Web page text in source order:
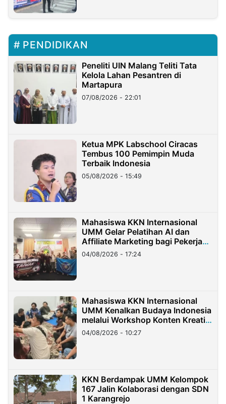
PENDIDIKAN
Peneliti UIN Malang Teliti Tata
Kelola Lahan Pesantren di
Martapura
07/08/2026 - 22:01
Ketua MPK Labschool Ciracas
Tembus 100 Pemimpin Muda
Terbaik Indonesia
05/08/2026 - 15:49
Mahasiswa KKN Internasional
UMM Gelar Pelatihan AI dan
Affiliate Marketing bagi Pekerja
Migran Indonesia di Taiwan
04/08/2026 - 17:24
Mahasiswa KKN Internasional
UMM Kenalkan Budaya Indonesia
melalui Workshop Konten Kreatif
di Taiwan
04/08/2026 - 10:27
KKN Berdampak UMM Kelompok
167 Jalin Kolaborasi dengan SDN
1 Karangrejo